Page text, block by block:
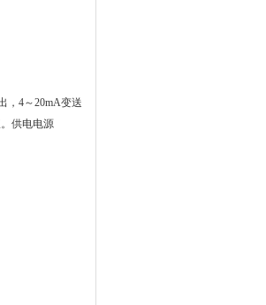
， 4～20mA变送
供电电源